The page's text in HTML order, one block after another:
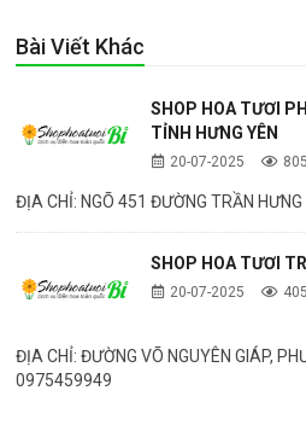
Bài Viết Khác
SHOP HOA TƯƠI
TỈNH HƯNG YÊN
20-07-2025 805
ĐỊA CHỈ: NGÕ 451 ĐƯỜNG TRẦN
SHOP HOA TƯƠI
20-07-2025 405
ĐỊA CHỈ: ĐƯỜNG VÕ NGUYÊN GIÁP,
0975459949